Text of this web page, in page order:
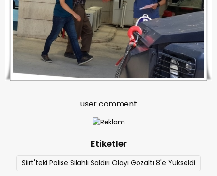
user comment
Etiketler
Siirt'teki Polise Silahlı Saldırı Olayı Gözaltı 8'e Yükseldi